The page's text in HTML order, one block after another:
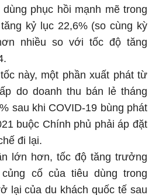
phục hồi mạnh mẽ trong
kỷ lục 22,6% (so cùng kỳ
nhiều so với tốc độ tăng
này, một phần xuất phát từ
do doanh thu bán lẻ tháng
sau khi COVID-19 bùng phát
buộc Chính phủ phải áp đặt
đi lại.
lớn hơn, tốc độ tăng trưởng
cố của tiêu dùng trong
lại của du khách quốc tế sau